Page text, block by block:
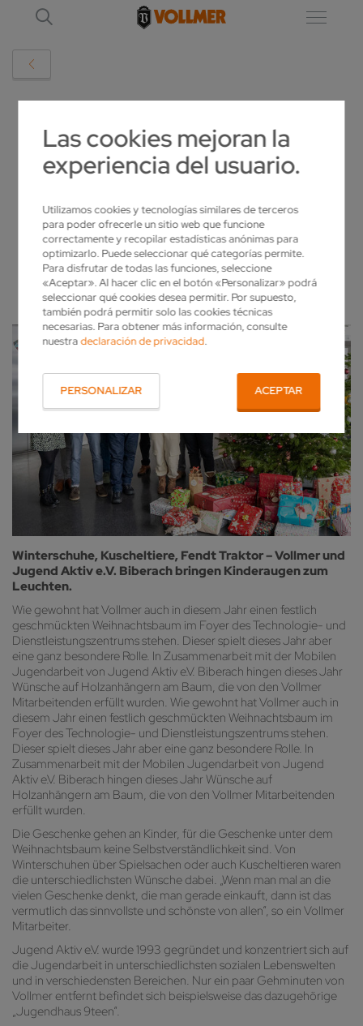
Las cookies mejoran la
experiencia del usuario.
Utilizamos cookies y tecnologías similares de terceros
para poder ofrecerle un sitio web que funcione
correctamente y recopilar estadísticas anónimas para
optimizarlo. Puede seleccionar qué categorías permite.
Para disfrutar de todas las funciones, seleccione
«Aceptar». Al hacer clic en el botón «Personalizar» podrá
seleccionar qué cookies desea permitir. Por supuesto,
también podrá permitir solo las cookies técnicas
necesarias. Para obtener más información, consulte
nuestradeclaración de privacidad.
PERSONALIZAR ACEPTAR
GEMEINSAM WEIHNACHTSWÜNSCHE
2022-12-21
Winterschuhe, Kuscheltiere, Fendt Traktor – Vollmer und
Jugend Aktiv e.V. Biberach bringen Kinderaugen zum
Leuchten.
Wie gewohnt hat Vollmer auch in diesem Jahr einen festlich
geschmückten Weihnachtsbaum im Foyer des Technologie- und
Dienstleistungszentrums stehen. Dieser spielt dieses Jahr aber
eine ganz besondere Rolle. In Zusammenarbeit mit der Mobilen
Jugendarbeit von Jugend Aktiv e.V. Biberach hingen dieses Jahr
Wünsche auf Holzanhängern am Baum, die von den Vollmer
Mitarbeitenden erfüllt wurden. Wie gewohnt hat Vollmer auch in
diesem Jahr einen festlich geschmückten Weihnachtsbaum im
Foyer des Technologie- und Dienstleistungszentrums stehen.
Dieser spielt dieses Jahr aber eine ganz besondere Rolle. In
Zusammenarbeit mit der Mobilen Jugendarbeit von Jugend
Aktiv e.V. Biberach hingen dieses Jahr Wünsche auf
Holzanhängern am Baum, die von den Vollmer Mitarbeitenden
erfüllt wurden.
Die Geschenke gehen an Kinder, für die Geschenke unter dem
Weihnachtsbaum keine Selbstverständlichkeit sind. Von
Winterschuhen über Spielsachen oder auch Kuscheltieren waren
die unterschiedlichsten Wünsche dabei. „Wenn man mal an die
vielen Geschenke denkt, die man gerade einkauft, dann ist das
vermutlich das sinnvollste und schönste von allen“, so ein Vollmer
Mitarbeiter.
Jugend Aktiv e.V. wurde 1993 gegründet und konzentriert sich auf
die Jugendarbeit in unterschiedlichsten sozialen Lebenswelten
und in verschiedensten Bereichen. Nur ein paar Gehminuten von
Vollmer entfernt befindet sich beispielsweise das dazugehörige
„Jugendhaus 9teen“.